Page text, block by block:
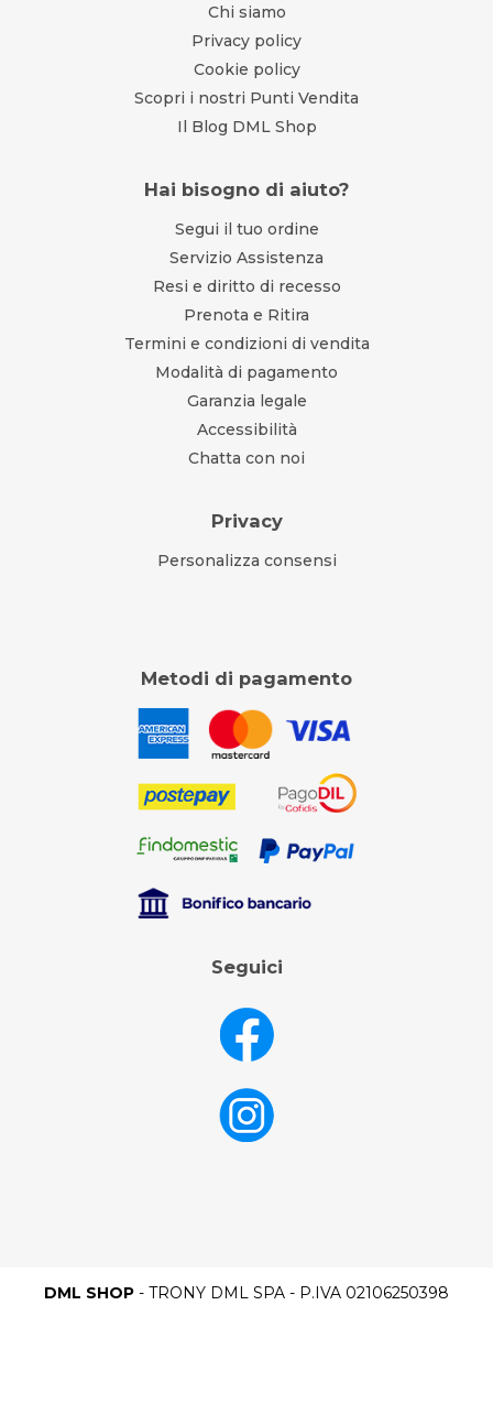
Chi siamo
Privacy policy
Cookie policy
Scopri i nostri Punti Vendita
Il Blog DML Shop
Hai bisogno di aiuto?
Segui il tuo ordine
Servizio Assistenza
Resi e diritto di recesso
Prenota e Ritira
Termini e condizioni di vendita
Modalità di pagamento
Garanzia legale
Accessibilità
Chatta con noi
Privacy
Personalizza consensi
Metodi di pagamento
Seguici
DML SHOP - TRONY DML SPA - P.IVA 02106250398